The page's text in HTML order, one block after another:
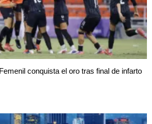
conquista el oro tras final de infarto